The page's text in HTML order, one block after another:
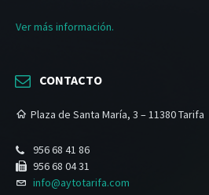
Ver más información.
CONTACTO
Plaza de Santa María, 3 – 11380 Tarifa
956 68 41 86
956 68 04 31
info@aytotarifa.com